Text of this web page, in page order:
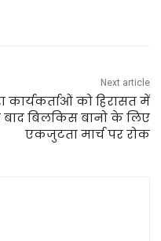
Next article
कार्यकर्ताओं को हिरासत में
बिलकिस बानो के लिए
एकजुटता मार्च पर रोक